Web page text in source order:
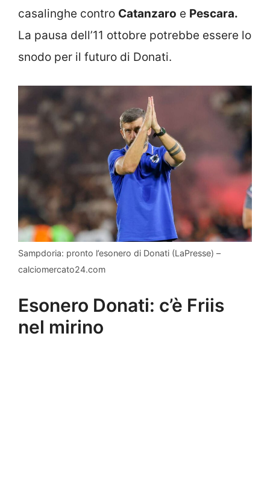
casalinghe contro Catanzaro e Pescara.
La pausa dell’11 ottobre potrebbe essere lo
snodo per il futuro di Donati.
Sampdoria: pronto l’esonero di Donati (LaPresse) –
calciomercato24.com
Esonero Donati: c’è Friis
nel mirino